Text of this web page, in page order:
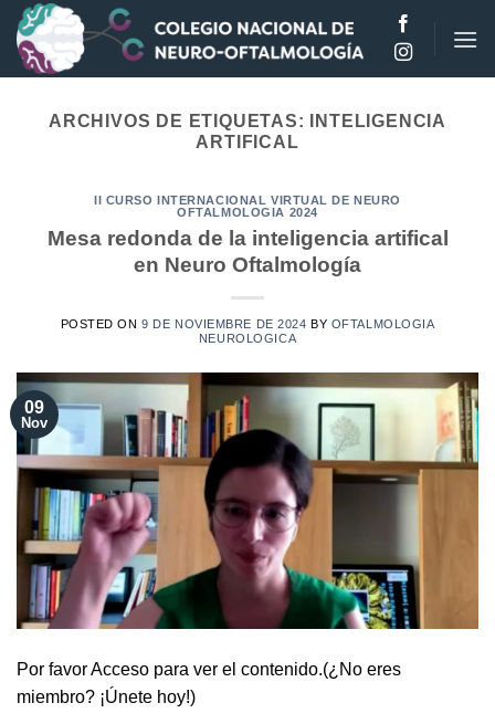
Saltar
contenido
ARCHIVOS DE ETIQUETAS:
INTELIGENCIA
ARTIFICAL
II CURSO INTERNACIONAL VIRTUAL DE NEURO
OFTALMOLOGIA 2024
Mesa redonda de la inteligencia artifical
en Neuro Oftalmología
POSTED ON9 DE NOVIEMBRE DE 2024 BY OFTALMOLOGIA
NEUROLOGICA
09
Nov
Por favor Acceso para ver el contenido.(¿No eres
miembro? ¡Únete hoy!)